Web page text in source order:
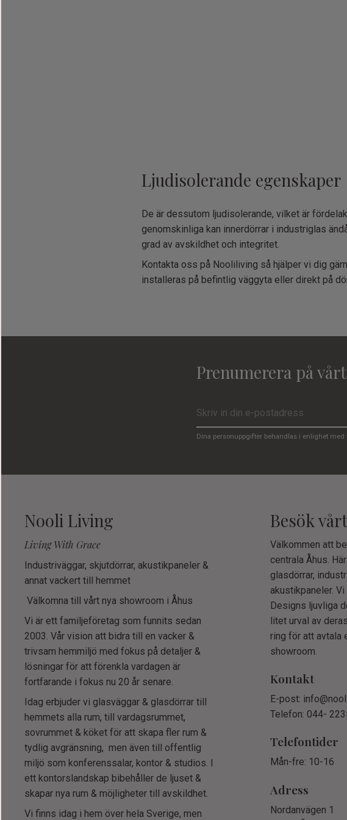
Ljudisolerande egenskaper
De är dessutom ljudisolerande, vilket är
genomskinliga kan innerdörrar i industriglas
grad av avskildhet och integritet.
Kontakta oss på Nooliliving så hjälper vi dig
installeras på befintlig väggyta eller direkt på
Prenumerera på
Dina personuppgifter behandlas i enlighet med
Nooli Living
Living With Grace
Industriväggar, skjutdörrar, akustikpaneler &
annat vackert till hemmet
Välkomna till vårt nya showroom i Åhus
Vi är ett familjeföretag som funnits sedan
2003. Vår vision att bidra till en vacker &
trivsam hemmiljö med fokus på detaljer &
lösningar för att förenkla vardagen är
fortfarande i fokus nu 20 år senare.
Idag erbjuder vi glasväggar & glasdörrar till
hemmets alla rum, till vardagsrummet,
sovrummet & köket för att skapa fler rum &
tydlig avgränsning, men även till offentlig
miljö som konferenssalar, kontor & studios. I
ett kontorslandskap bibehåller de ljuset &
skapar nya rum & möjligheter till avskildhet.
Vi finns idag i hem över hela Sverige, men
Besök
Välkommen att
centrala Åhus.
glasdörrar,
akustikpaneler.
Designs ljuvliga
litet urval av
ring för att avtala
showroom.
Kontakt
E-post:
Telefon: 044-
Telefontider
Mån-fre: 10-16
Adress
Nordanvägen 1